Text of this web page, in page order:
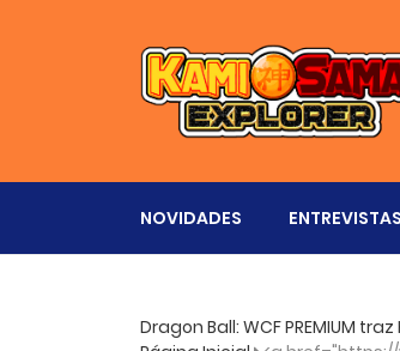
NOVIDADES ENTREVISTAS
Dragon Ball: WCF PREMIUM